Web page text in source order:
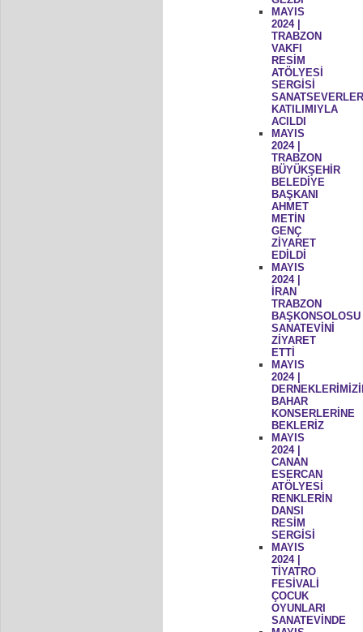
MAYIS
2024 |
TRABZON
VAKFI
RESİM
ATÖLYESİ
SERGİSİ
KATILIMIYLA
ACILDI
MAYIS
2024 |
TRABZON
BÜYÜKŞEHİR
BELEDİYE
BAŞKANI
AHMET
METİN
GENÇ
ZİYARET
EDİLDİ
MAYIS
2024 |
İRAN
TRABZON
BAŞKONSOLOSU
SANATEVİNİ
ZİYARET
ETTİ
MAYIS
2024 |
BAHAR
KONSERLERİNE
BEKLERİZ
MAYIS
2024 |
CANAN
ESERCAN
ATÖLYESİ
RENKLERİN
DANSI
RESİM
SERGİSİ
MAYIS
2024 |
TİYATRO
FESİVALİ
ÇOCUK
OYUNLARI
SANATEVİNDE